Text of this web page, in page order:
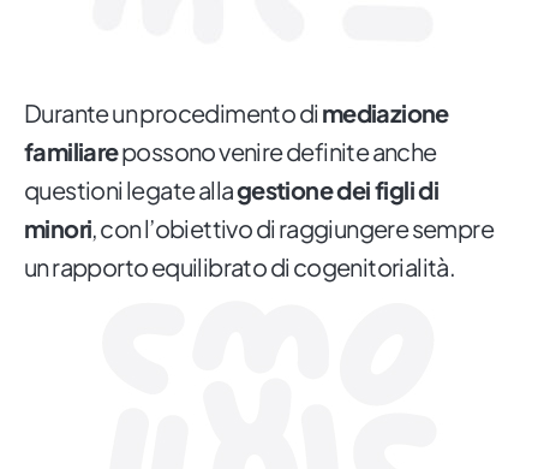
Durante un procedimento di mediazione
familiarepossono venire definite anche
questioni legate allagestione dei figli di
minori, con l’obiettivo di raggiungere sempre
un rapporto equilibrato di cogenitorialità.